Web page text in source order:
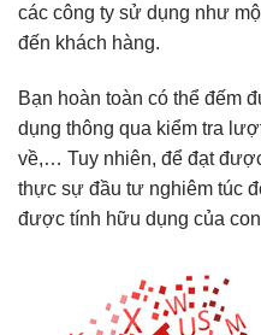
các công ty sử dụng như
đến khách hàng.
Bạn hoàn toàn có thể đếm
dụng thông qua kiểm tra
về,… Tuy nhiên, để đạt
thực sự đầu tư nghiêm túc
được tính hữu dụng của